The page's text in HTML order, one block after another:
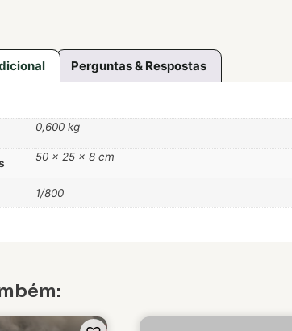
Perguntas & Respostas
0,600 kg
50 × 25 × 8 cm
1/800